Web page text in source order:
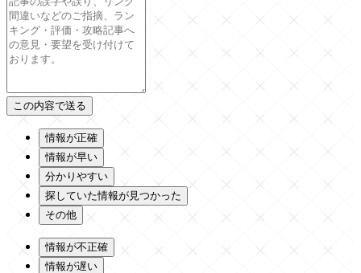
情報が正確
情報が早い
分かりやすい
探していた情報が見つかった
その他
情報が不正確
情報が遅い